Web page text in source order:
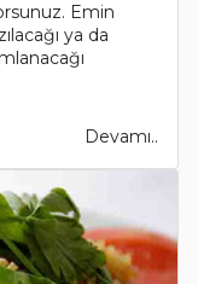
Emin
ya da
Devamı..